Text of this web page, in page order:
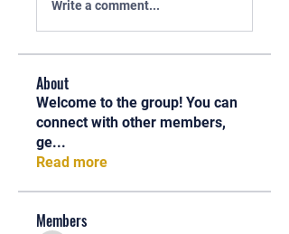
Write a comment...
About
Welcome to the group! You can
connect with other members,
ge...
Read more
Members